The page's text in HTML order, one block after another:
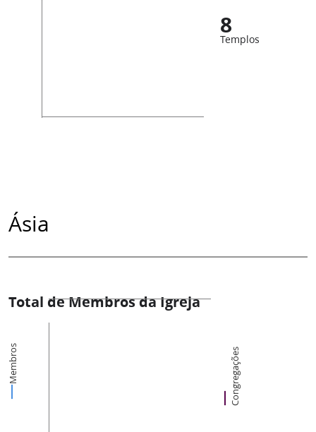
8
Templos
Ásia
Total de Membros da Igreja
Membros Congregações